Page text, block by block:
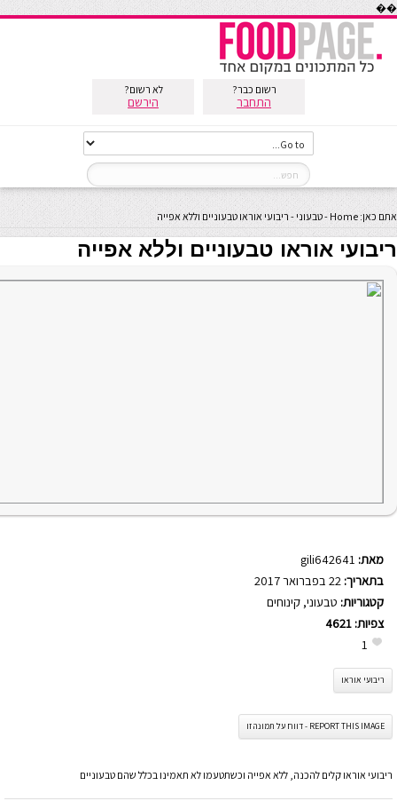
��
רשום כבר?
התחבר
לא רשום?
הירשם
אתם כאן: Home
-טבעוני - ריבועי אוראו טבעוניים וללא אפייה
ריבועי אוראו טבעוניים וללא אפייה
מאת: gili642641
בתאריך:
קטגוריות: טבעוני, קינוחים
צפיות: 4621
1
ריבועי אוראו
REPORT THIS IMAGE - דווח על תמונה זו
ריבועי אוראו קלים להכנה, ללא אפייה וכשתטעמו לא תאמינו בכלל שהם טבעוניים